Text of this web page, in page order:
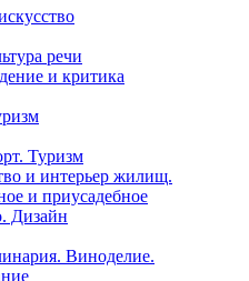
речи
и критика
Туризм
и интерьер жилищ.
и приусадебное
Дизайн
Виноделие.